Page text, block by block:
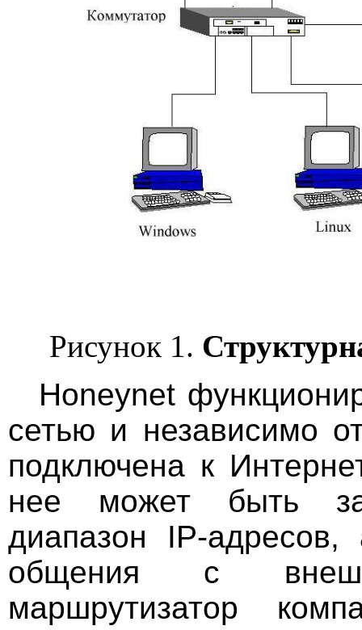
Рисунок 1.
Honeynet
сетью и независимо
подключена к
нее может быть
диапазон IP-
общения с
маршрутизатор